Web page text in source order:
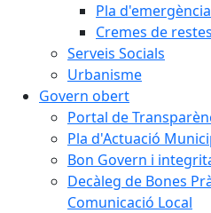
Pla
Cremes de
Serveis Socials
Urbanisme
Govern obert
Portal de
Pla d'Actuació
Bon Govern i
Decàleg de Bones
Comunicació Local